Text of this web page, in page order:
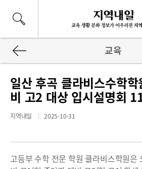
교육
일산 후곡 클라비스수학
비 고2 대상 입시설명회
지역내일 2025-10-31
고등부 수학 전문 학원 클라비스학원은